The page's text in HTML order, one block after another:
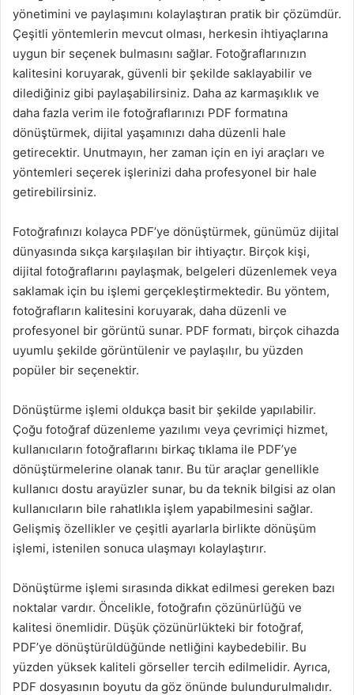
yönetimini ve paylaşımını kolaylaştıran pratik bir çözümdür.
Çeşitli yöntemlerin mevcut olması, herkesin ihtiyaçlarına
uygun bir seçenek bulmasını sağlar. Fotoğraflarınızın
kalitesini koruyarak, güvenli bir şekilde saklayabilir ve
dilediğiniz gibi paylaşabilirsiniz. Daha az karmaşıklık ve
daha fazla verim ile fotoğraflarınızı PDF formatına
dönüştürmek, dijital yaşamınızı daha düzenli hale
getirecektir. Unutmayın, her zaman için en iyi araçları ve
yöntemleri seçerek işlerinizi daha profesyonel bir hale
getirebilirsiniz.
Fotoğrafınızı kolayca PDF’ye dönüştürmek, günümüz dijital
dünyasında sıkça karşılaşılan bir ihtiyaçtır. Birçok kişi,
dijital fotoğraflarını paylaşmak, belgeleri düzenlemek veya
saklamak için bu işlemi gerçekleştirmektedir. Bu yöntem,
fotoğrafların kalitesini koruyarak, daha düzenli ve
profesyonel bir görüntü sunar. PDF formatı, birçok cihazda
uyumlu şekilde görüntülenir ve paylaşılır, bu yüzden
popüler bir seçenektir.
Dönüştürme işlemi oldukça basit bir şekilde yapılabilir.
Çoğu fotoğraf düzenleme yazılımı veya çevrimiçi hizmet,
kullanıcıların fotoğraflarını birkaç tıklama ile PDF’ye
dönüştürmelerine olanak tanır. Bu tür araçlar genellikle
kullanıcı dostu arayüzler sunar, bu da teknik bilgisi az olan
kullanıcıların bile rahatlıkla işlem yapabilmesini sağlar.
Gelişmiş özellikler ve çeşitli ayarlarla birlikte dönüşüm
işlemi, istenilen sonuca ulaşmayı kolaylaştırır.
Dönüştürme işlemi sırasında dikkat edilmesi gereken bazı
noktalar vardır. Öncelikle, fotoğrafın çözünürlüğü ve
kalitesi önemlidir. Düşük çözünürlükteki bir fotoğraf,
PDF’ye dönüştürüldüğünde netliğini kaybedebilir. Bu
yüzden yüksek kaliteli görseller tercih edilmelidir. Ayrıca,
PDF dosyasının boyutu da göz önünde bulundurulmalıdır.